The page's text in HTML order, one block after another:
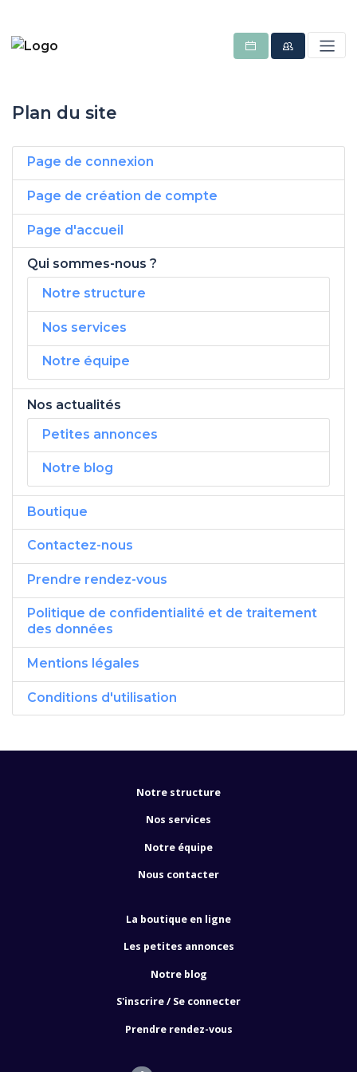
Plan du site
Page de connexion
Page de création de compte
Page d'accueil
Qui sommes-nous ?
Notre structure
Nos services
Notre équipe
Nos actualités
Petites annonces
Notre blog
Boutique
Contactez-nous
Prendre rendez-vous
Politique de confidentialité et de traitement
des données
Mentions légales
Conditions d'utilisation
Notre structure
Nos services
Notre équipe
Nous contacter
La boutique en ligne
Les petites annonces
Notre blog
S'inscrire / Se connecter
Prendre rendez-vous